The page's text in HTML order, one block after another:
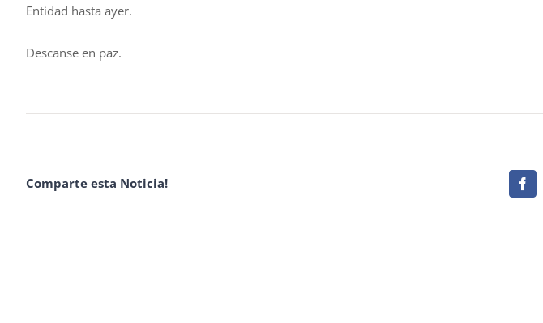
Entidad hasta ayer.
Descanse en paz.
Comparte esta Noticia!